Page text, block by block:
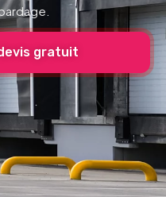
gratuit